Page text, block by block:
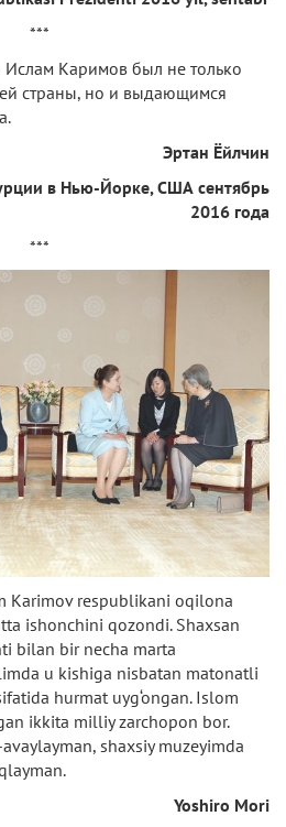
***
Ислам Каримов был не только
страны, но и выдающимся
Эртан Ёйлчин
в Нью-Йорке, США сентябрь
2016 года
***
Karimov respublikani oqilona
ishonchini qozondi. Shaxsan
bilan bir necha marta
u kishiga nisbatan matonatli
hurmat uyg‘ongan. Islom
ikkita milliy zarchopon bor.
shaxsiy muzeyimda
Yoshiro Mori